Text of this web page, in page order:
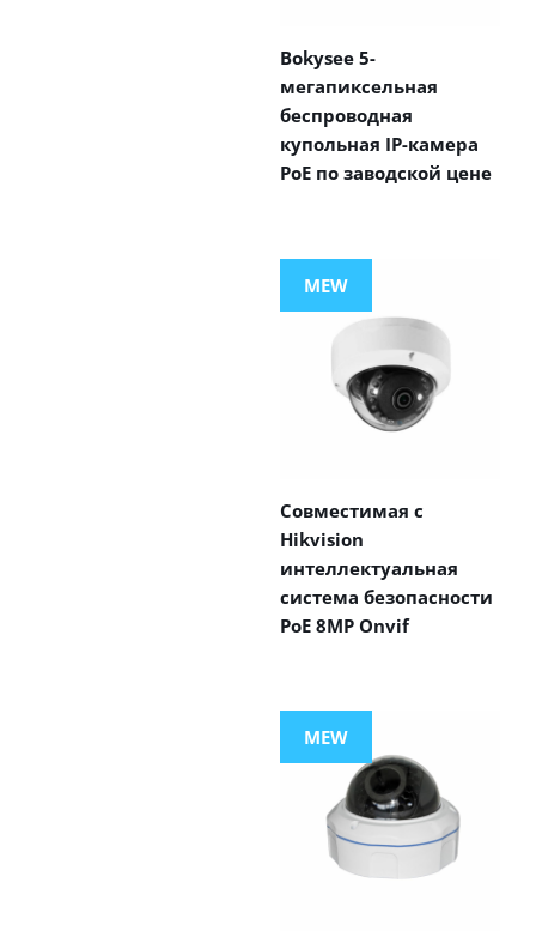
Bokysee 5-
мегапиксельная
беспроводная
купольная IP-камера
PoE по заводской цене
MEW
Совместимая с
Hikvision
интеллектуальная
система безопасности
PoE 8MP Onvif
MEW